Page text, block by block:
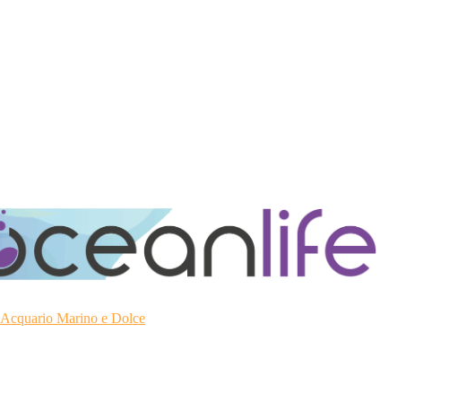
Marino e Dolce